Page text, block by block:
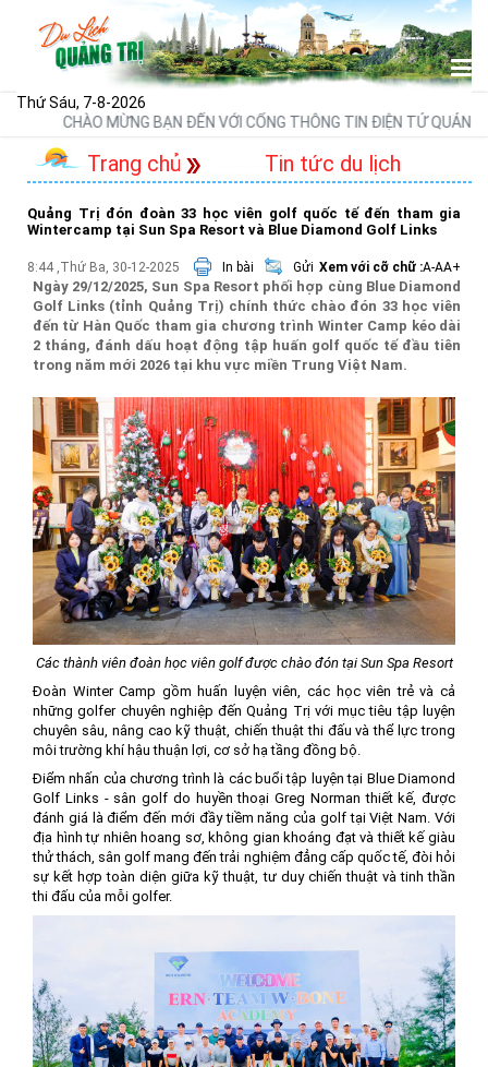
Thứ Sáu, 7-8-2026
CHÀO MỪNG BẠN ĐẾN VỚI CỔNG THÔNG TIN ĐIỆN TỬ QUẢNG
Trang chủ Tin tức du lịch
Quảng Trị đón đoàn 33 học viên golf quốc tế đến tham gia
Wintercamp tại Sun Spa Resort và Blue Diamond Golf Links
8:44 ,Thứ Ba, 30-12-2025 In bài Gửi Xem với cỡ chữ :A-AA+
Ngày 29/12/2025, Sun Spa Resort phối hợp cùng Blue Diamond
Golf Links (tỉnh Quảng Trị) chính thức chào đón 33 học viên
đến từ Hàn Quốc tham gia chương trình Winter Camp kéo dài
2 tháng, đánh dấu hoạt động tập huấn golf quốc tế đầu tiên
trong năm mới 2026 tại khu vực miền Trung Việt Nam.
Các thành viên đoàn học viên golf được chào đón tại Sun Spa Resort
Đoàn Winter Camp gồm huấn luyện viên, các học viên trẻ và cả
những golfer chuyên nghiệp đến Quảng Trị với mục tiêu tập luyện
chuyên sâu, nâng cao kỹ thuật, chiến thuật thi đấu và thể lực trong
môi trường khí hậu thuận lợi, cơ sở hạ tầng đồng bộ.
Điểm nhấn của chương trình là các buổi tập luyện tại Blue Diamond
Golf Links - sân golf do huyền thoại Greg Norman thiết kế, được
đánh giá là điểm đến mới đầy tiềm năng của golf tại Việt Nam. Với
địa hình tự nhiên hoang sơ, không gian khoáng đạt và thiết kế giàu
thử thách, sân golf mang đến trải nghiệm đẳng cấp quốc tế, đòi hỏi
sự kết hợp toàn diện giữa kỹ thuật, tư duy chiến thuật và tinh thần
thi đấu của mỗi golfer.